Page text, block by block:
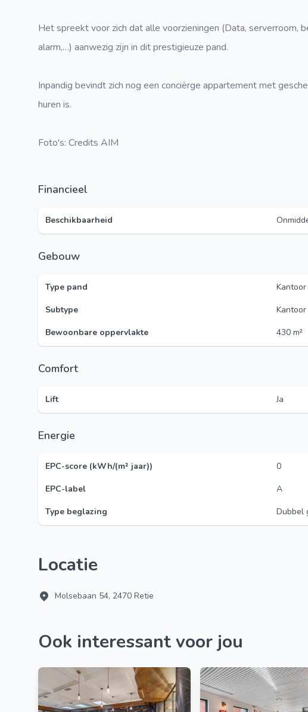
Het spreekt voor zich dat alle voorzieningen (Data, serverroom,
alarm,…) aanwezig zijn in dit prestigieuze pand.
Inpandig bevindt zich nog een conciërge appartement met
huren is.
Foto's: Credits AIM
Financieel
Beschikbaarheid
Gebouw
Type pand
Kantoor
Subtype
Kantoor
Bewoonbare oppervlakte
430 m²
Comfort
Lift Ja
Energie
EPC-score (kWh/(m² jaar))
0
EPC-label
A
Type beglazing
Dubbel
Locatie
Molsebaan 54, 2470 Retie
Ook interessant voor jou